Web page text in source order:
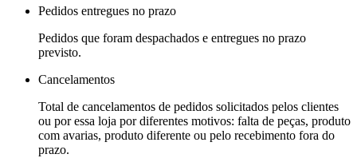
Pedidos entregues no prazo
Pedidos que foram despachados e entregues no prazo
previsto.
Cancelamentos
Total de cancelamentos de pedidos solicitados pelos clientes
ou por essa loja por diferentes motivos: falta de peças, produto
com avarias, produto diferente ou pelo recebimento fora do
prazo.